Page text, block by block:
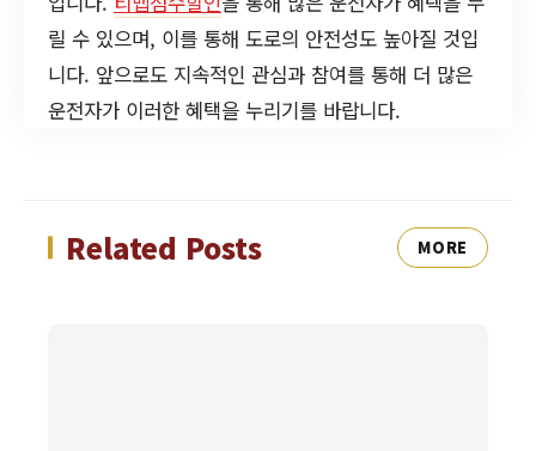
릴 수 있으며, 이를 통해 도로의 안전성도 높아질 것입
니다. 앞으로도 지속적인 관심과 참여를 통해 더 많은
운전자가 이러한 혜택을 누리기를 바랍니다.
Related Posts MORE